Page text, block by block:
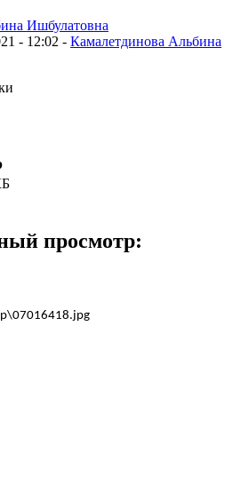
- 12:02 - Камалетдинова Альбина
просмотр: